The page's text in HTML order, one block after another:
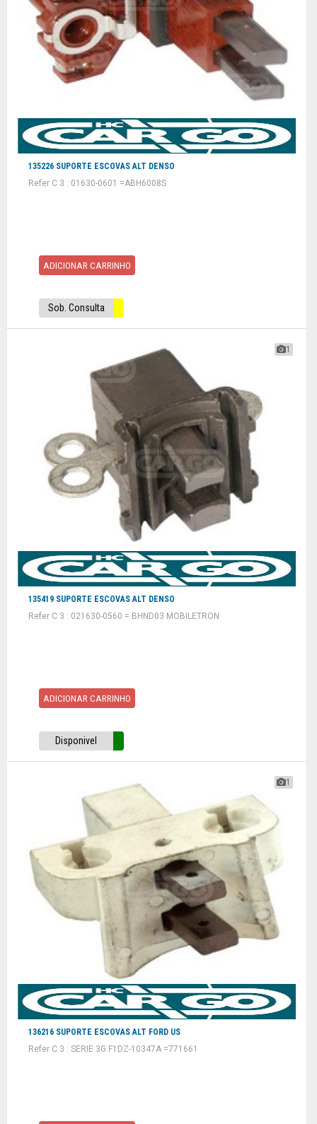
135226 SUPORTE ESCOVAS ALT DENSO
Refer C 3 : 01630-0601 =ABH6008S
ADICIONAR CARRINHO
Sob. Consulta
1
135419 SUPORTE ESCOVAS ALT DENSO
Refer C 3 : 021630-0560 = BHND03 MOBILETRON
ADICIONAR CARRINHO
Disponivel
1
136216 SUPORTE ESCOVAS ALT FORD US
Refer C 3 : SERIE 3G F1DZ-10347A =771661